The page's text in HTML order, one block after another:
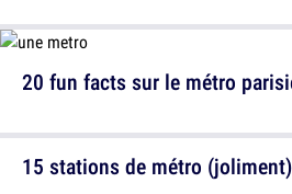
20 fun facts sur le métro
15 stations de métro